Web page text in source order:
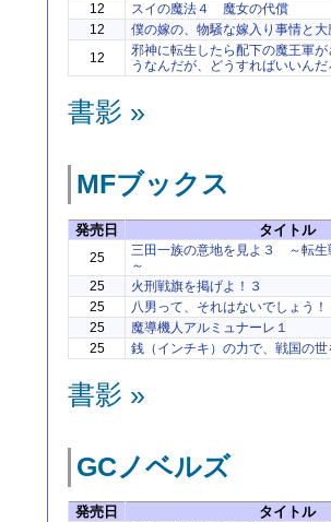
12
スイの魔法４ 魔女の代償
12
僕の嫁の、物騒な嫁入り事情と大
12
邪神に転生したら配下の魔王軍
うなんだが、どうすればいいん
書影 »
MFブックス
発売日 タイトル
25
三田一族の意地を見よ３ ～転生
～
25
火刑戦旗を掲げよ！３
25
八男って、それはないでしょう！
25
魔導機人アルミュナーレ１
25
銭（インチキ）の力で、戦国の
書影 »
GCノベルズ
発売日 タイトル